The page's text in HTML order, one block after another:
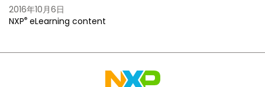
2016年10月6日
NXP® eLearning content